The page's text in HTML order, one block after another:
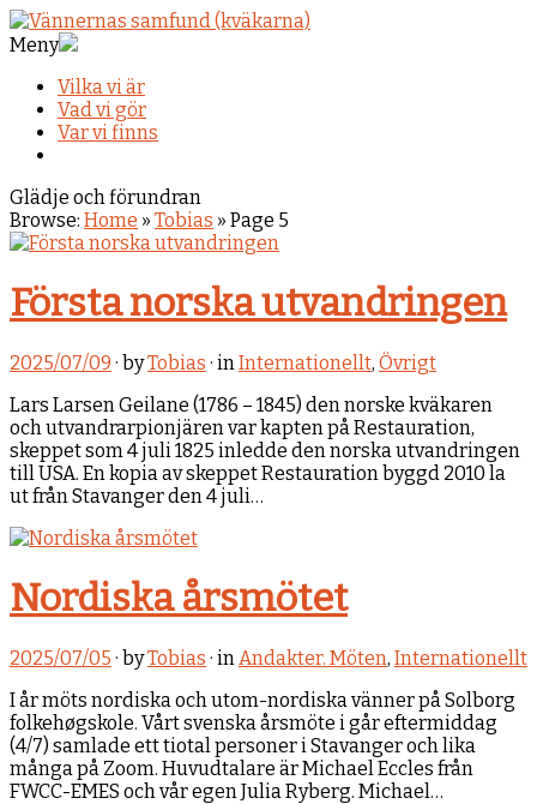
Meny
Vilka vi är
Vad vi gör
Var vi finns
Glädje och förundran
Browse: Home » Tobias » Page 5
Första norska utvandringen
2025/07/09 · byTobias · inInternationellt, Övrigt
Lars Larsen Geilane (1786 – 1845) den norske kväkaren
och utvandrarpionjären var kapten på Restauration,
skeppet som 4 juli 1825 inledde den norska utvandringen
till USA. En kopia av skeppet Restauration byggd 2010 la
ut från Stavanger den 4 juli…
Nordiska årsmötet
2025/07/05 · byTobias · in Andakter. Möten, Internationellt
I år möts nordiska och utom-nordiska vänner på Solborg
folkehøgskole. Vårt svenska årsmöte i går eftermiddag
(4/7) samlade ett tiotal personer i Stavanger och lika
många på Zoom. Huvudtalare är Michael Eccles från
FWCC-EMES och vår egen Julia Ryberg. Michael…